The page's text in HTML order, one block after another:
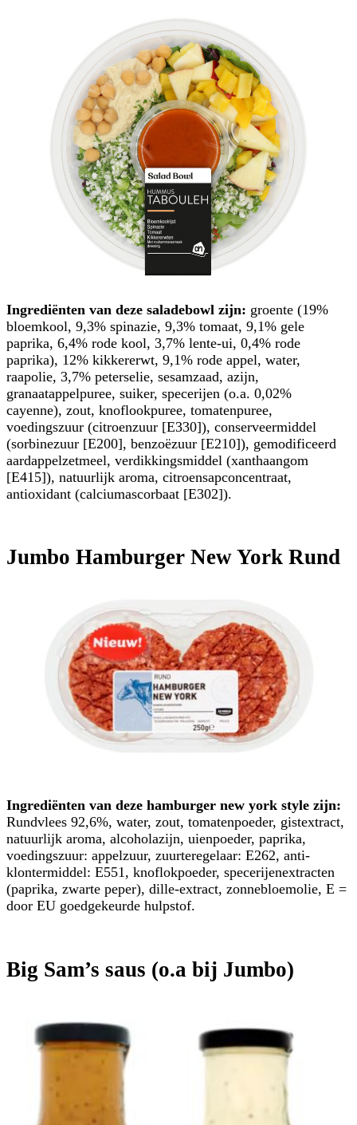
Ingrediënten van deze saladebowl zijn: groente (19%
bloemkool, 9,3% spinazie, 9,3% tomaat, 9,1% gele
paprika, 6,4% rode kool, 3,7% lente-ui, 0,4% rode
paprika), 12% kikkererwt, 9,1% rode appel, water,
raapolie, 3,7% peterselie, sesamzaad, azijn,
granaatappelpuree, suiker, specerijen (o.a. 0,02%
cayenne), zout, knoflookpuree, tomatenpuree,
voedingszuur (citroenzuur [E330]), conserveermiddel
(sorbinezuur [E200], benzoëzuur [E210]), gemodificeerd
aardappelzetmeel, verdikkingsmiddel (xanthaangom
[E415]), natuurlijk aroma, citroensapconcentraat,
antioxidant (calciumascorbaat [E302]).
Jumbo Hamburger New York Rund
Ingrediënten van deze hamburger new york style zijn:
Rundvlees 92,6%, water, zout, tomatenpoeder, gistextract,
natuurlijk aroma, alcoholazijn, uienpoeder, paprika,
voedingszuur: appelzuur, zuurteregelaar: E262, anti-
klontermiddel: E551, knoflokpoeder, specerijenextracten
(paprika, zwarte peper), dille-extract, zonnebloemolie, E =
door EU goedgekeurde hulpstof.
Big Sam’s saus (o.a bij Jumbo)